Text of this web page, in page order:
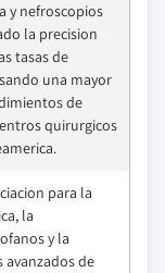
y nefroscopios
la precision
tasas de
una mayor
de
quirurgicos
para la
la
y la
de